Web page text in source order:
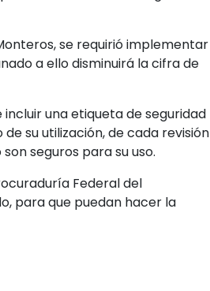
se requirió implementar
a ello disminuirá la cifra de
una etiqueta de seguridad
su utilización, de cada revisión
seguros para su uso.
Federal del
para que puedan hacer la